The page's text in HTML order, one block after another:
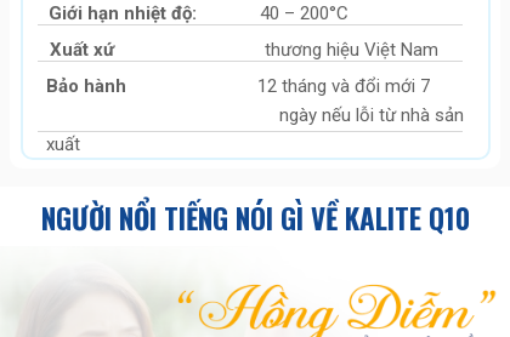
Giới hạn nhiệt độ:
40 – 200°C
Xuất xứthương hiệu Việt Nam
Bảo hành 12 tháng và đổi mới 7
ngày nếu lỗi từ nhà sản
xuất
NGƯỜI NỔI TIẾNG NÓI GÌ VỀ KALITE Q10